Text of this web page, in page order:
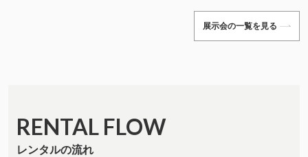
展示会の一覧を見る
RENTAL FLOW
レンタルの流れ